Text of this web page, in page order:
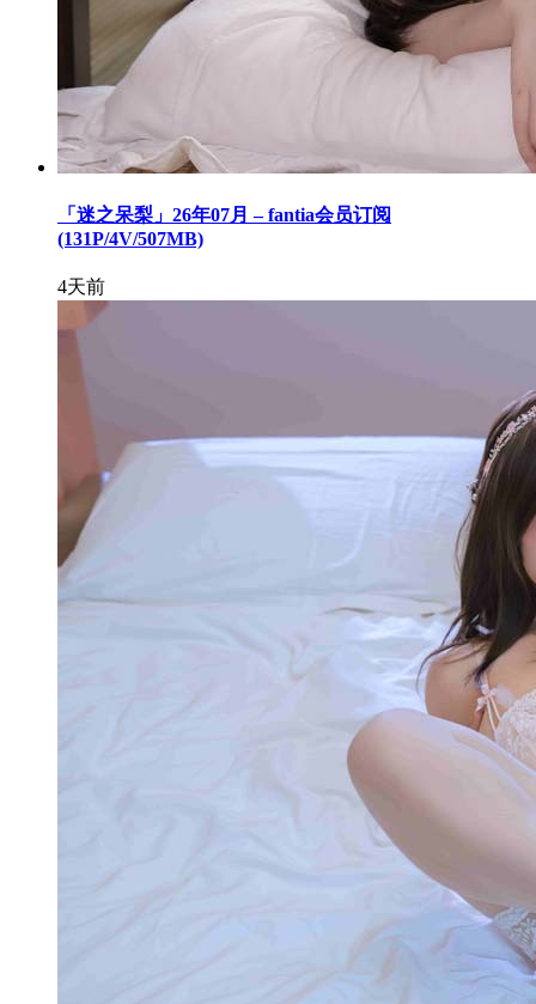
「迷之呆梨」26年07月 – fantia会员订阅
(131P/4V/507MB)
4天前